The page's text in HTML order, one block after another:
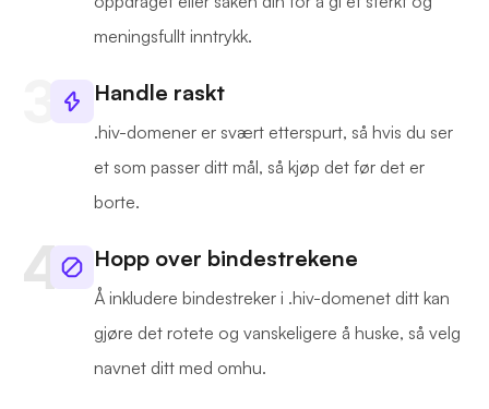
meningsfullt inntrykk.
Handle raskt
.hiv-domener er svært etterspurt, så hvis du ser
et som passer ditt mål, så kjøp det før det er
borte.
Hopp over bindestrekene
Å inkludere bindestreker i .hiv-domenet ditt kan
gjøre det rotete og vanskeligere å huske, så velg
navnet ditt med omhu.